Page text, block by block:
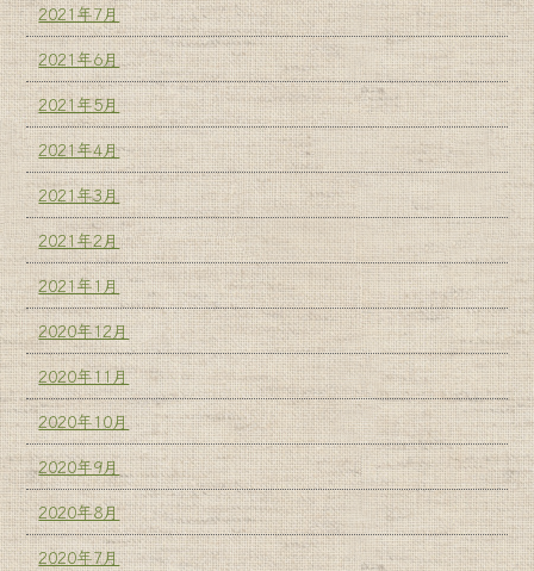
2021年7月
2021年6月
2021年5月
2021年4月
2021年3月
2021年2月
2021年1月
2020年12月
2020年11月
2020年10月
2020年9月
2020年8月
2020年7月